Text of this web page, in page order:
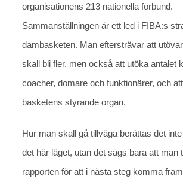
organisationens 213 nationella förbund.
Sammanställningen är ett led i FIBA:s
dambasketen. Man eftersträvar att
skall bli fler, men också att utöka antalet
coacher, domare och funktionärer, och
basketens styrande organ.
Hur man skall gå tillväga berättas det
det här läget, utan det sägs bara att man
rapporten för att i nästa steg komma